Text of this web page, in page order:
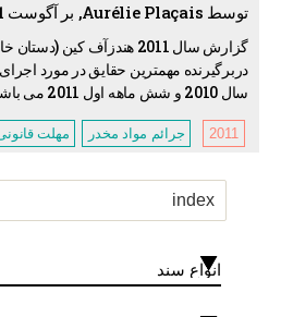
توسط Aurélie Plaçais, بر آگوست 11, 2011
گزارش سال 2011 هندزآف کین
دربرگیرنده مهمترین حقایق در مورد
سال 2010 و شش ماهه اول 2011 می باشد.
2011 جرائم مواد مخدر مهلت